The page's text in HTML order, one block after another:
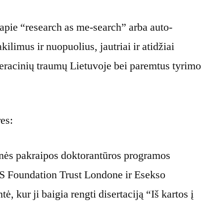
“research as me-search” arba auto-
ir nuopuolius, jautriai ir atidžiai
traumų Lietuvoje bei paremtus tyrimo
pakraipos doktorantūros programos
Foundation Trust Londone ir Esekso
kur ji baigia rengti disertaciją “Iš kartos į